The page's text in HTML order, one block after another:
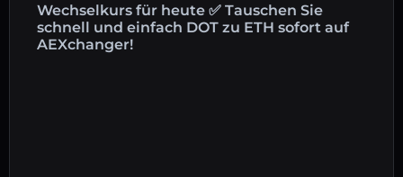
Wechselkurs für heute ✅ Tauschen Sie
schnell und einfach DOT zu ETH sofort auf
AEXchanger!